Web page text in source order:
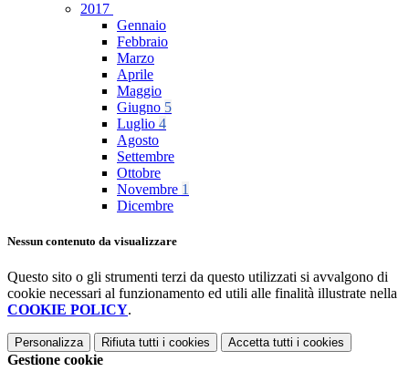
2017
Gennaio
Febbraio
Marzo
Aprile
Maggio
Giugno 5
Luglio 4
Agosto
Settembre
Ottobre
Novembre 1
Dicembre
Nessun contenuto da visualizzare
Questo sito o gli strumenti terzi da questo utilizzati si avvalgono di
cookie necessari al funzionamento ed utili alle finalità illustrate nella
COOKIE POLICY.
Personalizza Rifiuta tutti i cookies Accetta tutti i cookies
Gestione cookie